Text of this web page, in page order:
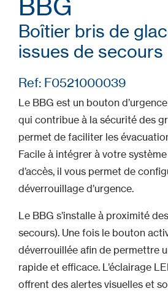
BBG
Boîtier bris de
issues de secours
Ref: F0521000039
Le BBG est un bouton
qui contribue à la sécurité des
permet de faciliter les
Facile à intégrer à votre
d’accès, il vous permet de
déverrouillage d’urgence.
Le BBG s’installe à proximité
secours). Une fois le bouton
déverrouillée afin de permettre
rapide et efficace. L’éclairage
offrent des alertes visuelles et